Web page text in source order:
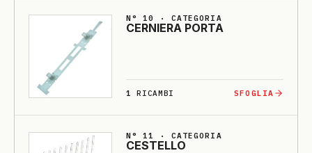
N° 10 · CATEGORIA
CERNIE­RA PORTA
1 RICAMBI SFOGLIA
N° 11 · CATEGORIA
CESTELLO